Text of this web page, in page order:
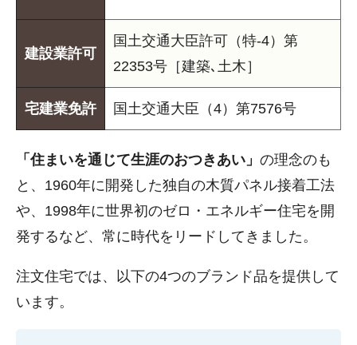
建設業許可
国土交通大臣許可（特-4）第
22353号［建築､土木］
宅建業免許 国土交通大臣（4）第7576号
「住まいを通じて生涯のおつきあい」 の理念のも
と、1960年に開発した独自の木質パネル接着工法
や、1998年に世界初のゼロ・エネルギー住宅を開
発するなど、常に時代をリードしてきました。
注文住宅では、以下の4つのブランド品を提供して
います。